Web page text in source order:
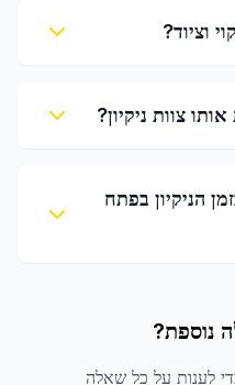
וציוד?
צוות ניקיון?
הניקיון בפתח
נוספת?
לענות על כל שאלה